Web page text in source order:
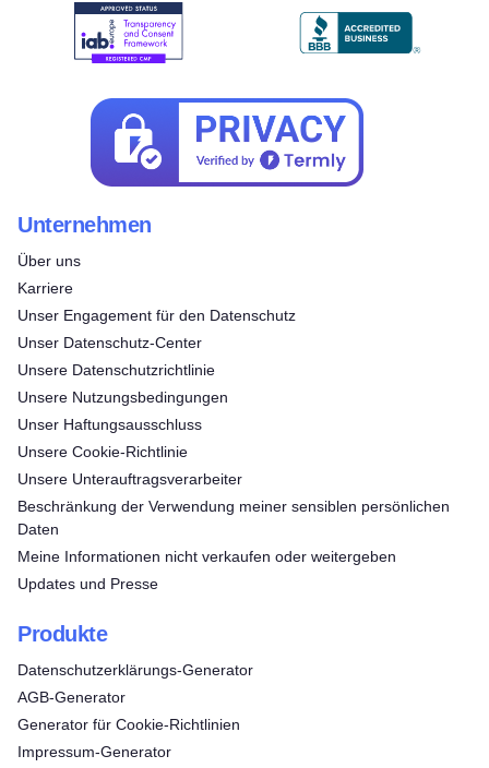
Unternehmen
Über uns
Karriere
Unser Engagement für den Datenschutz
Unser Datenschutz-Center
Unsere Datenschutzrichtlinie
Unsere Nutzungsbedingungen
Unser Haftungsausschluss
Unsere Cookie-Richtlinie
Unsere Unterauftragsverarbeiter
Beschränkung der Verwendung meiner sensiblen persönlichen
Daten
Meine Informationen nicht verkaufen oder weitergeben
Updates und Presse
Produkte
Datenschutzerklärungs-Generator
AGB-Generator
Generator für Cookie-Richtlinien
Impressum-Generator